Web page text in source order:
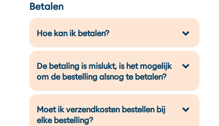
Betalen
Hoe kan ik betalen?
De betaling is mislukt, is het mogelijk
om de bestelling alsnog te betalen?
Moet ik verzendkosten bestellen bij
elke bestelling?